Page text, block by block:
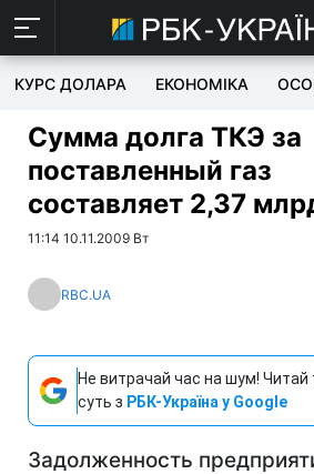
КУРС ДОЛАРА ЕКОНОМІКА
Сумма долга ТКЭ за
поставленный газ
составляет 2,37
11:14 10.11.2009 Вт
RBC.UA
Не витрачай час на шум! Читай
суть з РБК-Україна у Google
Задолженность